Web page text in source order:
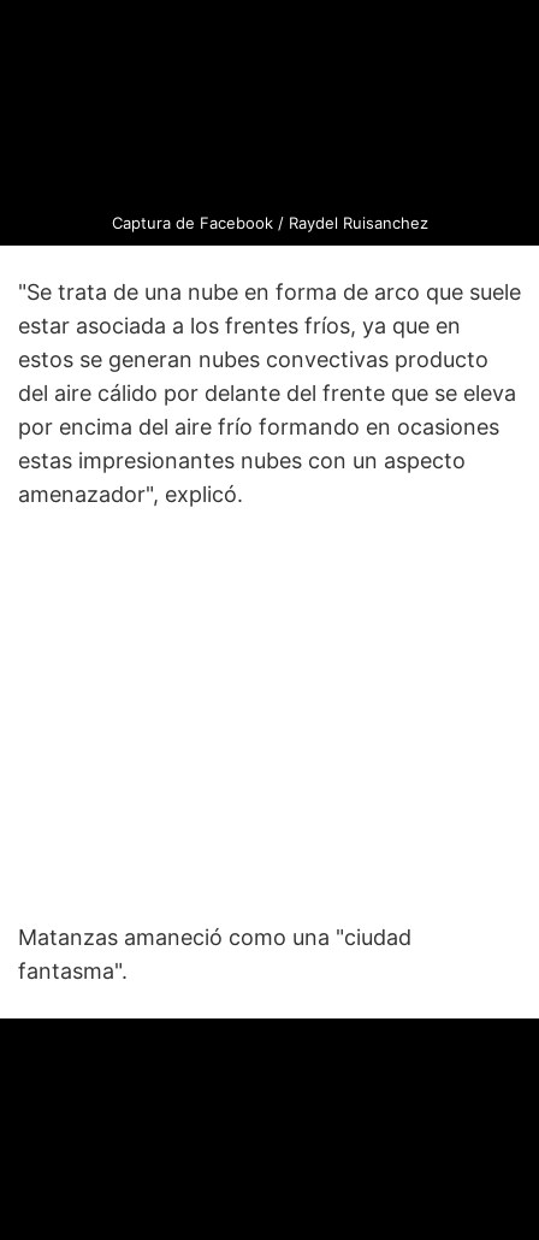
Captura de Facebook / Raydel Ruisanchez
"Se trata de una nube en forma de arco que suele
estar asociada a los frentes fríos, ya que en
estos se generan nubes convectivas producto
del aire cálido por delante del frente que se eleva
por encima del aire frío formando en ocasiones
estas impresionantes nubes con un aspecto
amenazador", explicó.
Matanzas amaneció como una "ciudad
fantasma".